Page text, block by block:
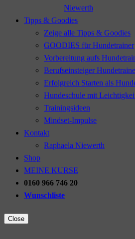
Niewerth
Tipps & Goodies
Zeige alle Tipps & Goodies
GOODIES für Hundetrainer
Vorbereitung aufs
Berufseinsteiger
Erfolgreich Starten als
Hundeschule mit
Trainingsideen
Mindset-Impulse
Kontakt
Raphaela Niewerth
Shop
MEINE KURSE
0160 966 746 20
Wunschliste
Close